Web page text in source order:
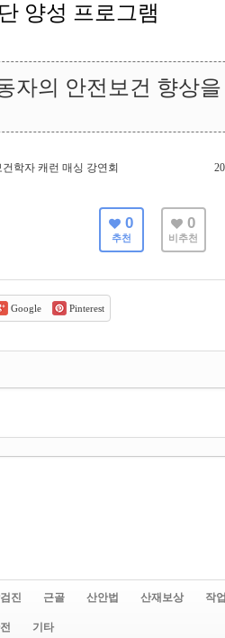
양성 프로그램
자의 안전보건 향상
학자 캐런 매싱 강연회
0
추천
0
비추천
Google Pinterest
진 근골 산안법 산재보상 작
기타